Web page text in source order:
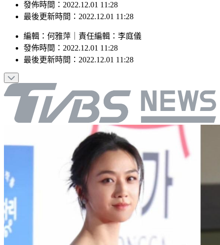
發佈時間：2022.12.01 11:28
最後更新時間：2022.12.01 11:28
編輯 ： 何雅萍 責任編輯 ： 李庭儀
發佈時間： 2022.12.01 11:28
最後更新時間： 2022.12.01 11:28